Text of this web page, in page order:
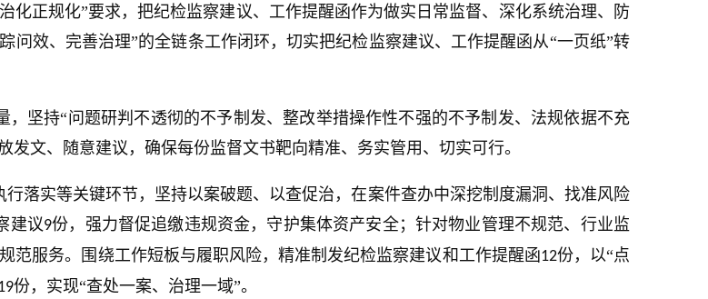
化正规化”要求，把纪检监察建议、工作提醒函作为做实日常监督、深化系统治理、防
问效、完善治理”的全链条工作闭环，切实把纪检监察建议、工作提醒函从“一页纸”转
坚持“问题研判不透彻的不予制发、整改举措操作性不强的不予制发、法规依据不充
文、随意建议，确保每份监督文书靶向精准、务实管用、切实可行。
落实等关键环节，坚持以案破题、以查促治，在案件查办中深挖制度漏洞、找准风险
建议9份，强力督促追缴违规资金，守护集体资产安全；针对物业管理不规范、行业监
范服务。围绕工作短板与履职风险，精准制发纪检监察建议和工作提醒函12份，以“点
份，实现“查处一案、治理一域”。